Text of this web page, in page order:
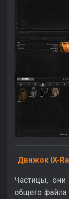
Движок IX-
Частицы, они
общего файла